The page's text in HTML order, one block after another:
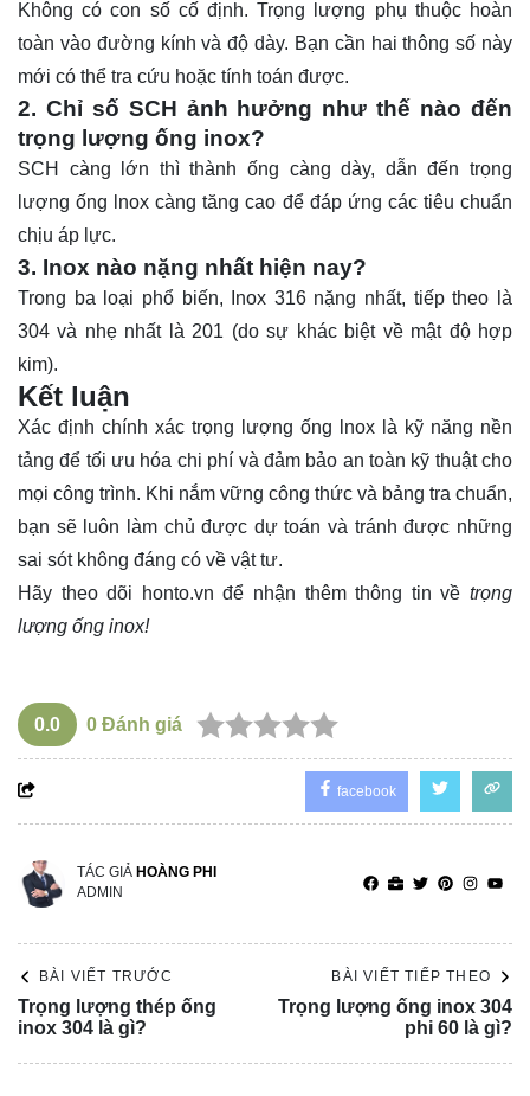
Không có con số cố định. Trọng lượng phụ thuộc hoàn
toàn vào đường kính và độ dày. Bạn cần hai thông số này
mới có thể tra cứu hoặc tính toán được.
2. Chỉ số SCH ảnh hưởng như thế nào đến
trọng lượng ống inox?
SCH càng lớn thì thành ống càng dày, dẫn đến trọng
lượng ống lnox càng tăng cao để đáp ứng các tiêu chuẩn
chịu áp lực.
3. Inox nào nặng nhất hiện nay?
Trong ba loại phổ biến, Inox 316nặng nhất, tiếp theo là
304 và nhẹ nhất là 201 (do sự khác biệt về mật độ hợp
kim).
Kết luận
Xác định chính xác trọng lượng ống lnox là kỹ năng nền
tảng để tối ưu hóa chi phí và đảm bảo an toàn kỹ thuật cho
mọi công trình. Khi nắm vững công thức và bảng tra chuẩn,
bạn sẽ luôn làm chủ được dự toán và tránh được những
sai sót không đáng có về vật tư.
Hãy theo dõi
honto.vn để nhận thêm thông tin vềtrọng
lượng ống inox!
0.0 0 Đánh giá
facebook
TÁC GIẢ HOÀNG PHI
ADMIN
BÀI VIẾT TRƯỚC
Trọng lượng thép ống
inox 304 là gì?
BÀI VIẾT TIẾP THEO
Trọng lượng ống inox 304
phi 60 là gì?